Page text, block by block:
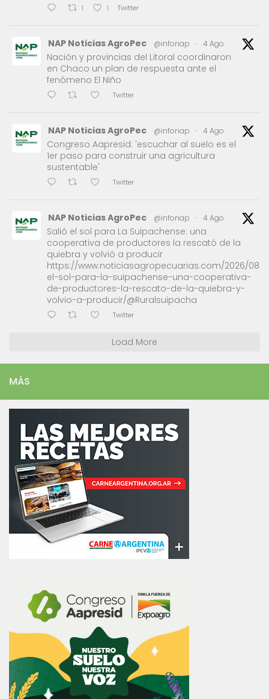
1 1 Twitter
NAP Noticias AgroPec @infonap · 4 Ago
Nación y provincias del Litoral coordinaron
en Chaco un plan de respuesta ante el
fenómeno El Niño
Twitter
NAP Noticias AgroPec @infonap · 4 Ago
Congreso Aapresid: 'escuchar al suelo es el
1er paso para construir una agricultura
sustentable'
Twitter
NAP Noticias AgroPec @infonap · 4 Ago
Salió el sol para La Suipachense: una
cooperativa de productores la rescató de la
quiebra y volvió a producir
https://www.noticiasagropecuarias.com/2026/08/
el-sol-para-la-suipachense-una-cooperativa-
de-productores-la-rescato-de-la-quiebra-y-
volvio-a-producir/@Ruralsuipacha
Twitter
Load More
MÁS